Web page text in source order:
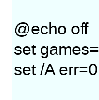
@echo off
set
set /A err=0